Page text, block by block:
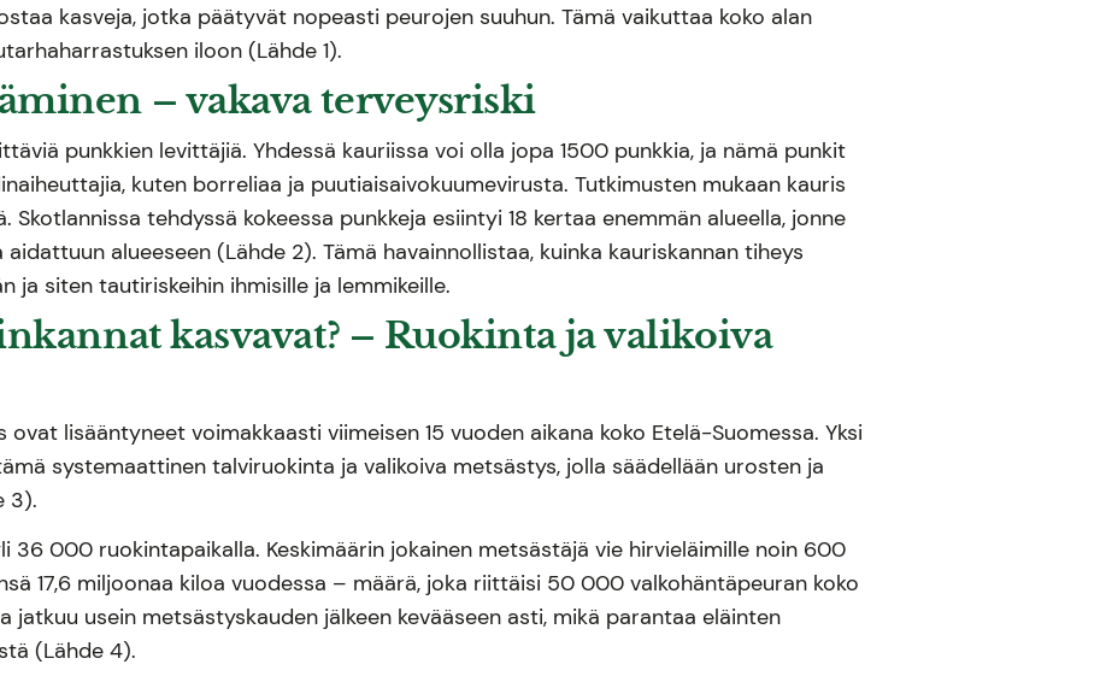
kasveja, jotka päätyvät nopeasti peurojen suuhun. Tämä vaikuttaa koko alan
iloon (Lähde 1).
– vakava terveysriski
punkkien levittäjiä. Yhdessä kauriissa voi olla jopa 1500 punkkia, ja nämä punkit
kuten borreliaa ja puutiaisaivokuumevirusta. Tutkimusten mukaan kauris
Skotlannissa tehdyssä kokeessa punkkeja esiintyi 18 kertaa enemmän alueella, jonne
alueeseen (Lähde 2). Tämä havainnollistaa, kuinka kauriskannan tiheys
ja siten tautiriskeihin ihmisille ja lemmikeille.
kasvavat? – Ruokinta ja valikoiva
lisääntyneet voimakkaasti viimeisen 15 vuoden aikana koko Etelä-Suomessa. Yksi
systemaattinen talviruokinta ja valikoiva metsästys, jolla säädellään urosten ja
3).
36 000 ruokintapaikalla. Keskimäärin jokainen metsästäjä vie hirvieläimille noin 600
17,6 miljoonaa kiloa vuodessa – määrä, joka riittäisi 50 000 valkohäntäpeuran koko
jatkuu usein metsästyskauden jälkeen kevääseen asti, mikä parantaa eläinten
(Lähde 4).